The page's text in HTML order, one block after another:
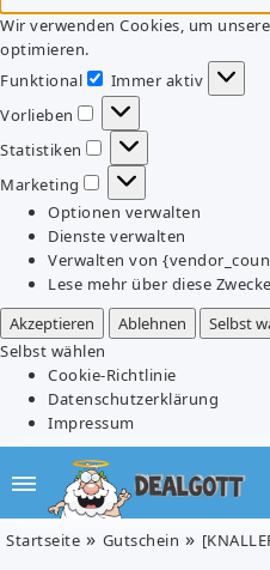
Wir verwenden Cookies, um
optimieren.
Funktional
Funktional
Immer aktiv
Vorlieben
Vorlieben
Statistiken
Statistiken
Marketing
Marketing
Optionen verwalten
Dienste verwalten
Verwalten von
Lese mehr über diese Zwecke
Akzeptieren
Ablehnen Selbst
Selbst wählen
Cookie-Richtlinie
Datenschutzerklärung
Impressum
Startseite Gutschein [KNALLER] –